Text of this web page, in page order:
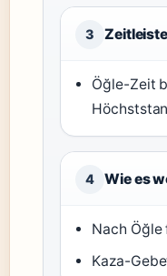
3
Öğle-Zeit
4 Wie es
Nach Öğle
Kaza-